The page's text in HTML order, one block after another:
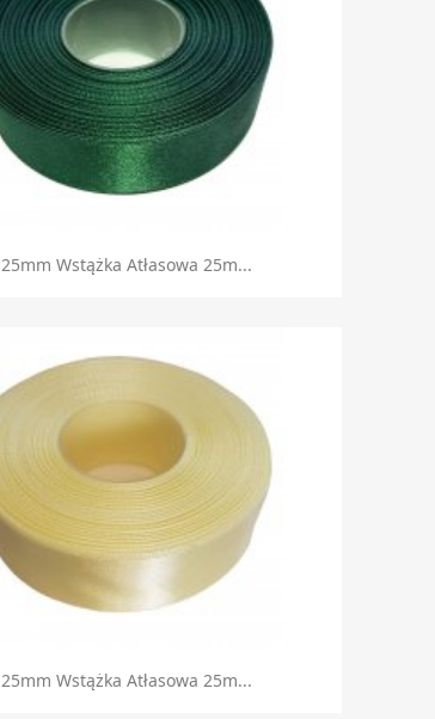
Szybki podgląd
25mm Wstążka Atłasowa 25m...
Szybki podgląd
25mm Wstążka Atłasowa 25m...